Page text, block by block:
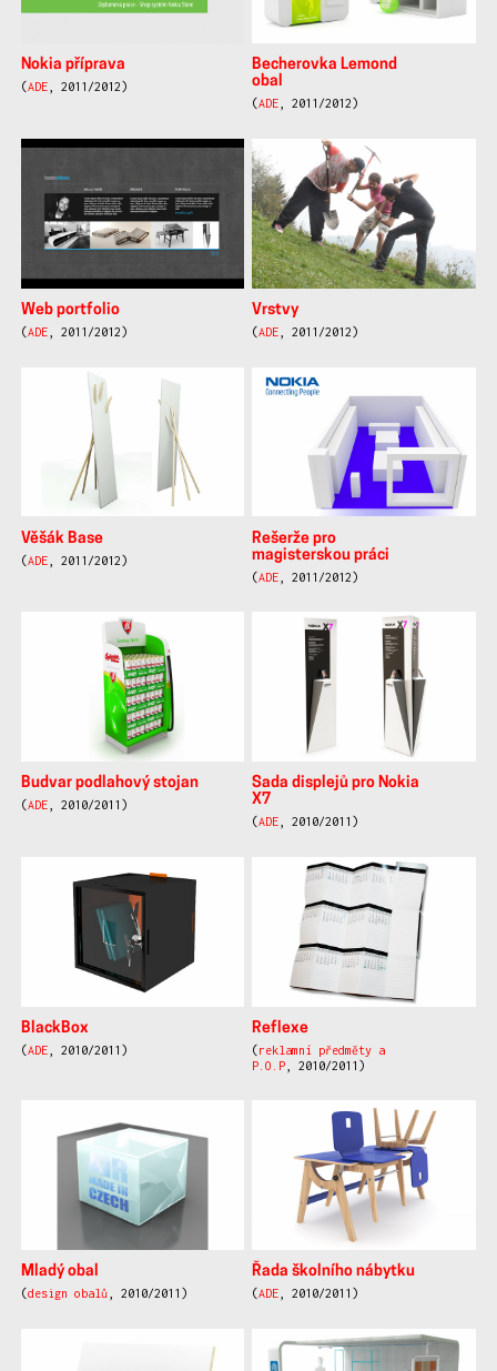
Nokia příprava
(ADE, 2011/2012)
Becherovka Lemond
obal
(ADE, 2011/2012)
Web portfolio
(ADE, 2011/2012)
Vrstvy
(ADE , 2011/2012)
Věšák Base
(ADE, 2011/2012)
Rešerže pro
magisterskou práci
(ADE , 2011/2012)
Budvar podlahový stojan
(ADE, 2010/2011)
Sada displejů pro Nokia
X7
(ADE , 2010/2011)
BlackBox
(ADE, 2010/2011)
Reflexe
(reklamní předměty a
P.O.P , 2010/2011)
Mladý obal
(design obalů, 2010/2011)
Řada školního nábytku
(ADE , 2010/2011)